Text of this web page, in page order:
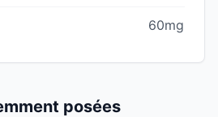
60mg
posées